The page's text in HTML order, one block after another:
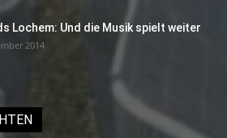
Lochem: Und die Musik spielt weiter
2014